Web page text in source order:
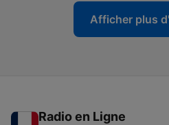
Afficher plus
Radio en Ligne